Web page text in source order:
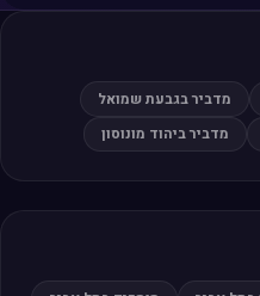
מדביר בגבעת שמואל
מדביר ביהוד מונוסון